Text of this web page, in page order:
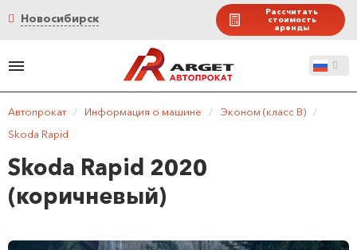
Новосибирск Рассчитать
стоимость
аренды
Автопрокат / Информация о машине / Эконом (класс B)
/
Skoda Rapid
Skoda Rapid 2020
(коричневый)